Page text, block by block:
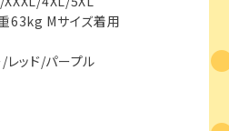
Mサイズ着用
/レッド/パープル